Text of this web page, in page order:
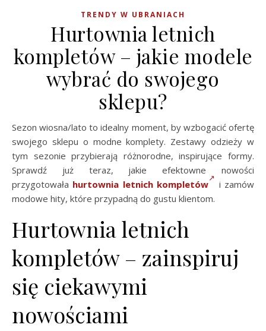
TRENDY W UBRANIACH
Hurtownia letnich
kompletów – jakie modele
wybrać do swojego
sklepu?
Sezon wiosna/lato to idealny moment, by wzbogacić ofertę
swojego sklepu o modne komplety. Zestawy odzieży w
tym sezonie przybierają różnorodne, inspirujące formy.
Sprawdź już teraz, jakie efektowne nowości
przygotowała hurtownia letnich kompletów
i zamów
modowe hity, które przypadną do gustu klientom.
Hurtownia letnich
kompletów – zainspiruj
się ciekawymi
nowościami